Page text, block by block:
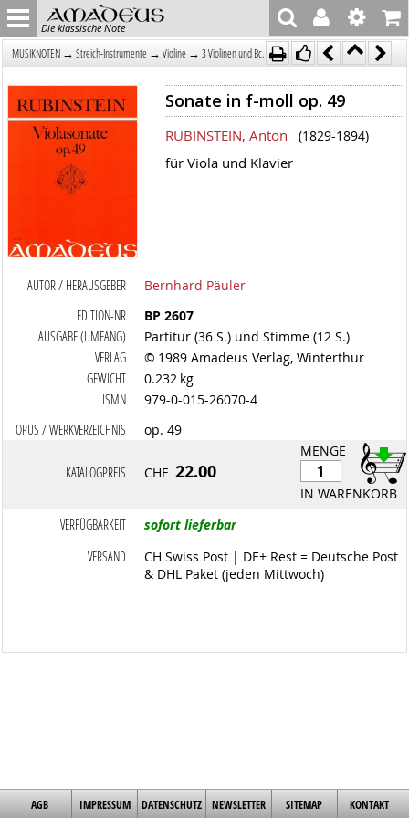
Die klassische Note
MUSIKNOTEN → Streich-Instrumente → Violine → 3 Violinen und Bc.
Sonate in f-moll op. 49
RUBINSTEIN, Anton (1829-1894)
für Viola und Klavier
AUTOR / HERAUSGEBER
Bernhard Päuler
EDITION-NR
BP 2607
AUSGABE (UMFANG)
Partitur (36 S.) und Stimme (12 S.)
VERLAG
© 1989 Amadeus Verlag, Winterthur
GEWICHT
0.232 kg
ISMN
979-0-015-26070-4
OPUS / WERKVERZEICHNIS
op. 49
MENGE
IN WARENKORB
KATALOGPREIS CHF22.00
VERFÜGBARKEIT
sofort lieferbar
VERSAND
CH Swiss Post | DE+ Rest = Deutsche Post
& DHL Paket (jeden Mittwoch)
AGB IMPRESSUM DATENSCHUTZ NEWSLETTER SITEMAP KONTAKT